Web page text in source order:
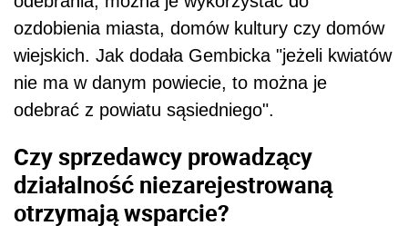
ozdobienia miasta, domów kultury czy domów
wiejskich. Jak dodała Gembicka "jeżeli kwiatów
nie ma w danym powiecie, to można je
odebrać z powiatu sąsiedniego".
Czy sprzedawcy prowadzący
działalność niezarejestrowaną
otrzymają wsparcie?